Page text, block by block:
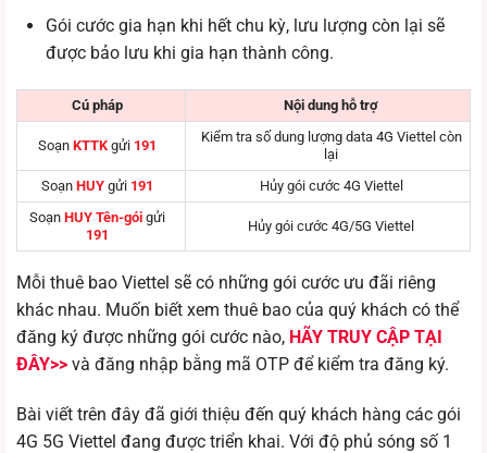
Gói cước gia hạn khi hết chu kỳ, lưu lượng còn lại sẽ
được bảo lưu khi gia hạn thành công.
Cú pháp Nội dung hỗ trợ
SoạnKTTK gửi 191
Kiểm tra số dung lượng data 4G Viettel còn
lại
SoạnHUY gửi 191
Hủy gói cước 4G Viettel
SoạnHUY Tên-gói gửi
191
Hủy gói cước 4G/5G Viettel
Mỗi thuê bao Viettel sẽ có những gói cước ưu đãi riêng
khác nhau. Muốn biết xem thuê bao của quý khách có thể
đăng ký được những gói cước nào, HÃY TRUY CẬP TẠI
ĐÂY>> và đăng nhập bằng mã OTP để kiểm tra đăng ký.
Bài viết trên đây đã giới thiệu đến quý khách hàng các gói
4G 5G Viettel đang được triển khai. Với độ phủ sóng số 1